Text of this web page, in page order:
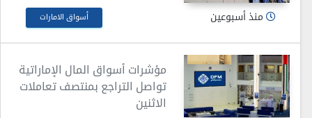
منذ أسبوعين أسواق الامارات
مؤشرات أسواق المال الإماراتية
تواصل التراجع بمنتصف تعاملات
الاثنين